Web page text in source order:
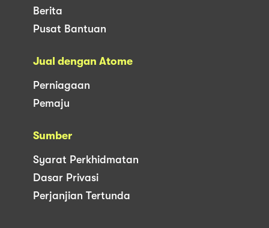
Berita
Pusat Bantuan
Jual dengan Atome
Perniagaan
Pemaju
Sumber
Syarat Perkhidmatan
Dasar Privasi
Perjanjian Tertunda